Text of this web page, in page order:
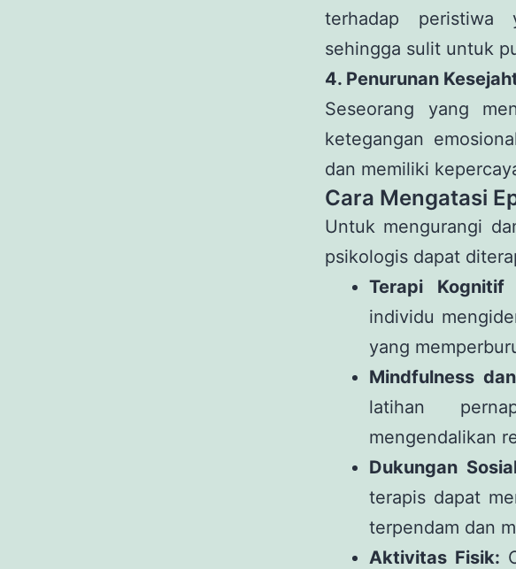
terhadap peristiwa
sehingga sulit untuk
4. Penurunan
Seseorang yang
ketegangan
dan memiliki
Cara Mengatasi
Untuk mengurangi
psikologis dapat
Terapi Kognitif
individu
yang
Mindfulness
latihan
mengendalikan
Dukungan
terapis dapat
terpendam dan
Aktivitas Fisik: